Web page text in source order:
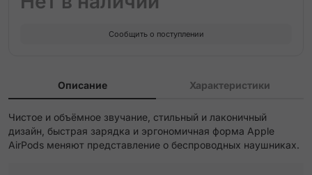
Сообщить о поступлении
Описание Характеристики
Чистое и объёмное звучание, стильный и лаконичный
дизайн, быстрая зарядка и эргономичная форма Apple
AirPods меняют представление о беспроводных наушниках.